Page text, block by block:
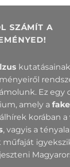
SZÁMÍT A
kutatásainak
Ez egy
amely a
korában a
, vagyis a
műfaját